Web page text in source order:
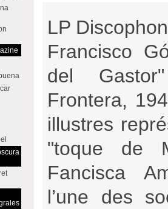
LP
Francisco
del
Frontera,
illustres
"toque de
Fancisca
l’une des